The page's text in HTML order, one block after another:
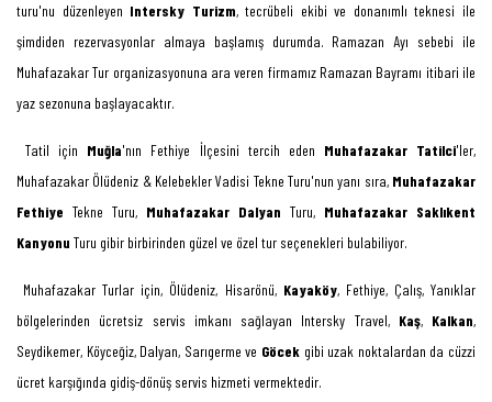
turu'nu düzenleyen Intersky Turizm, tecrübeli ekibi ve donanımlı teknesi ile
şimdiden rezervasyonlar almaya başlamış durumda. Ramazan Ayı sebebi ile
Muhafazakar Tur organizasyonuna ara veren firmamız Ramazan Bayramı itibari ile
yaz sezonuna başlayacaktır.
Tatil için Muğla'nın Fethiye İlçesini tercih eden Muhafazakar Tatilci'ler,
Muhafazakar Ölüdeniz & Kelebekler Vadisi Tekne Turu'nun yanı sıra, Muhafazakar
Fethiye Tekne Turu, Muhafazakar Dalyan Turu, Muhafazakar Saklıkent
Kanyonu Turu gibir birbirinden güzel ve özel tur seçenekleri bulabiliyor.
Muhafazakar Turlar için, Ölüdeniz, Hisarönü, Kayaköy, Fethiye, Çalış, Yanıklar
bölgelerinden ücretsiz servis imkanı sağlayan Intersky Travel, Kaş, Kalkan,
Seydikemer, Köyceğiz, Dalyan, Sarıgerme ve Göcek gibi uzak noktalardan da cüzzi
ücret karşığında gidiş-dönüş servis hizmeti vermektedir.